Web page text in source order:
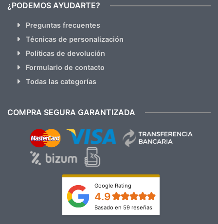
¿PODEMOS AYUDARTE?
Preguntas frecuentes
Técnicas de personalización
Políticas de devolución
Formulario de contacto
Todas las categorías
COMPRA SEGURA GARANTIZADA
Google Rating
4.9
Basado en 59 reseñas